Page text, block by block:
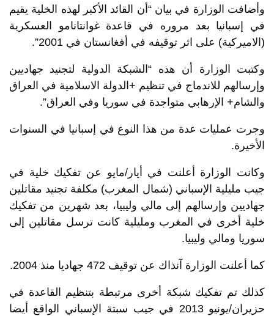
وأضافت الوزارة في بيان “أن القائد الأكبر لهذه الخلية يقيم
في إسبانيا بعد مروره في قاعدة غوانتانامو العسكرية
(الاميركية) على اثر توقيفه في أفغانستان في 2001”.
وكتبت الوزارة أن هذه “الشبكة الدولية لتجنيد جهاديين
وإرسالهم للاندماج في تنظيم +الدولة الاسلامية في العراق
والشام+ الإرهابي متواجدة في سوريا وفي العراق”.
وجرت عمليات عدة من هذا النوع في إسبانيا في السنوات
الأخيرة.
وكانت الوزارة أعلنت في أيار/مايو عن تفكيك خلية في
جيب مليلية الإسباني (شمال المغرب) مكلفة تجنيد مقاتلين
جهاديين وإرسالهم إلى مالي وليبيا، بعد شهرين من تفكيك
خلية أخرى في المغرب ومليلية كانت ترسل مقاتلين إلى
سوريا ومالي وليبيا.
كما أعلنت الوزارة آنذاك عن توقيف 472 جهاديا منذ 2004.
كذلك تم تفكيك شبكة أخرى مرتبطة بتنظيم القاعدة في
حزيران/يونيو 2013 في جيب سبتة الإسباني الواقع أيضا